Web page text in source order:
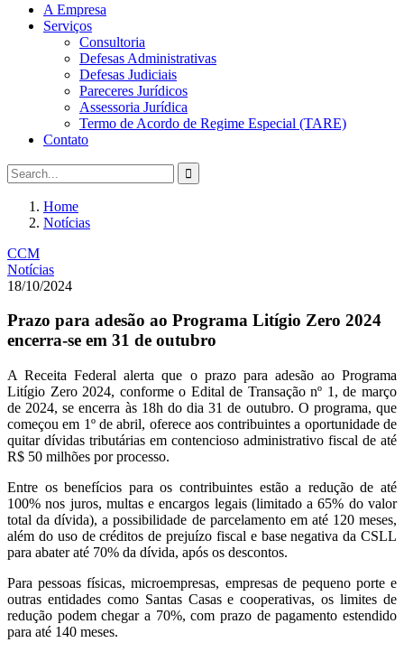
A Empresa
Serviços
Consultoria
Defesas Administrativas
Defesas Judiciais
Pareceres Jurídicos
Assessoria Jurídica
Termo de Acordo de Regime Especial (TARE)
Contato
Home
Notícias
CCM
Notícias
18/10/2024
Prazo para adesão ao Programa Litígio Zero 2024
encerra-se em 31 de outubro
A Receita Federal alerta que o prazo para adesão ao Programa
Litígio Zero 2024, conforme o Edital de Transação nº 1, de março
de 2024, se encerra às 18h do dia 31 de outubro. O programa, que
começou em 1º de abril, oferece aos contribuintes a oportunidade de
quitar dívidas tributárias em contencioso administrativo fiscal de até
R$ 50 milhões por processo.
Entre os benefícios para os contribuintes estão a redução de até
100% nos juros, multas e encargos legais (limitado a 65% do valor
total da dívida), a possibilidade de parcelamento em até 120 meses,
além do uso de créditos de prejuízo fiscal e base negativa da CSLL
para abater até 70% da dívida, após os descontos.
Para pessoas físicas, microempresas, empresas de pequeno porte e
outras entidades como Santas Casas e cooperativas, os limites de
redução podem chegar a 70%, com prazo de pagamento estendido
para até 140 meses.